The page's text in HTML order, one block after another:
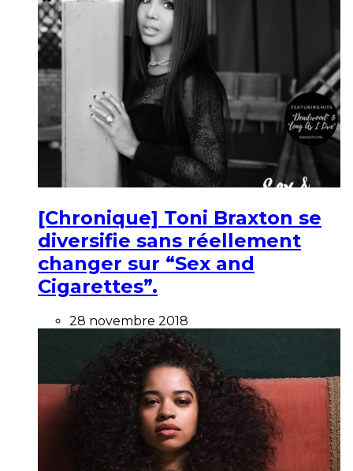
[Chronique] Toni Braxton se
diversifie sans réellement
changer sur “Sex and
Cigarettes”.
28 novembre 2018